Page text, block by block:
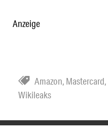
Anzeige
Amazon, Mastercard,
Wikileaks